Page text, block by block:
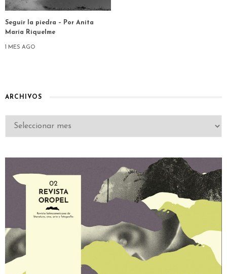
Seguir la piedra – Por Anita
María Riquelme
1 MES AGO
ARCHIVOS